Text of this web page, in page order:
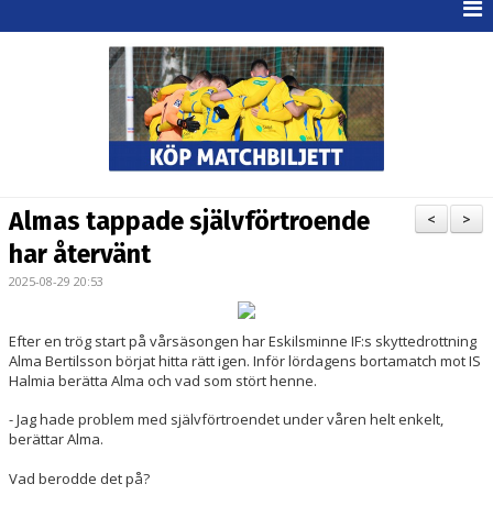
BILDGALLERI
DOKUMENT
KONTAKT
MATCHER
DIV. 1 SÖDRA
DAM AKADEMI - DIVISION 2
>
<
Almas tappade självförtroende
har återvänt
2025-08-29 20:53
Efter en trög start på vårsäsongen har Eskilsminne IF:s skyttedrottning
Alma Bertilsson börjat hitta rätt igen. Inför lördagens bortamatch mot IS
Halmia berätta Alma och vad som stört henne.
- Jag hade problem med självförtroendet under våren helt enkelt,
berättar Alma.
Vad berodde det på?